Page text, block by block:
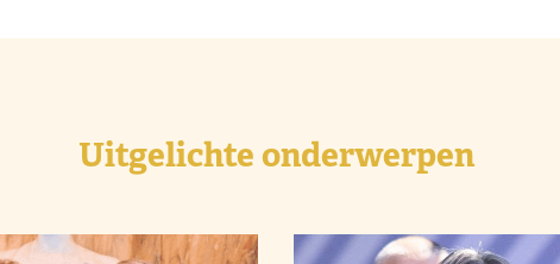
Uitgelichte onderwerpen